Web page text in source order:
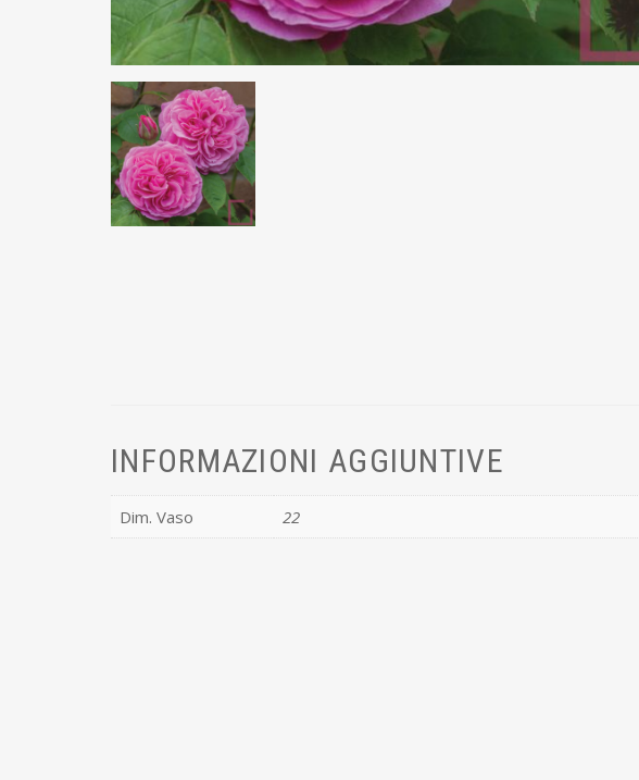
INFORMAZIONI AGGIUNTIVE
Dim. Vaso 22